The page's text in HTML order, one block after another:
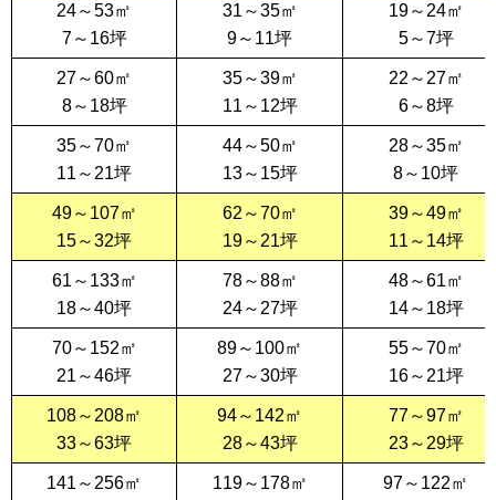
24～53㎡
7～16坪
31～35㎡
9～11坪
19～24㎡
5～7坪
27～60㎡
8～18坪
35～39㎡
11～12坪
22～27㎡
6～8坪
35～70㎡
11～21坪
44～50㎡
13～15坪
28～35㎡
8～10坪
49～107㎡
15～32坪
62～70㎡
19～21坪
39～49㎡
11～14坪
61～133㎡
18～40坪
78～88㎡
24～27坪
48～61㎡
14～18坪
70～152㎡
21～46坪
89～100㎡
27～30坪
55～70㎡
16～21坪
108～208㎡
33～63坪
94～142㎡
28～43坪
77～97㎡
23～29坪
141～256㎡
119～178㎡
97～122㎡